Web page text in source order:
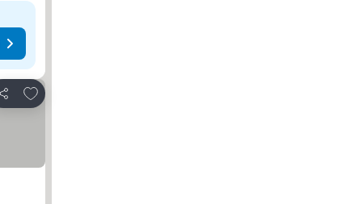
Condividi
Aggiungi ai preferiti